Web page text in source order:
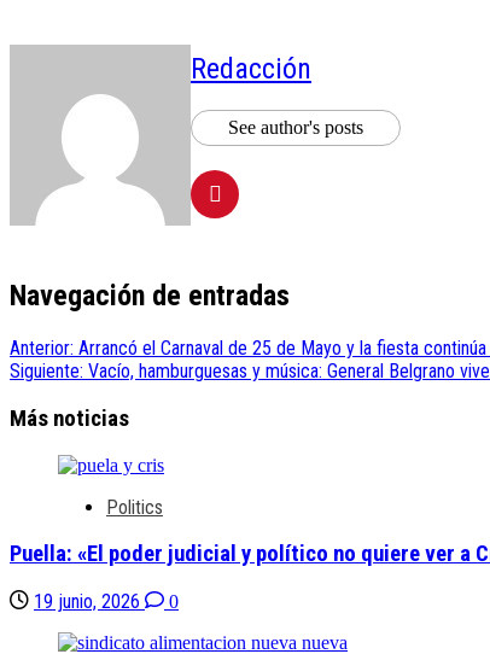
Redacción
See author's posts
Navegación de entradas
Anterior: Arrancó el Carnaval de 25 de Mayo y la fiesta
Siguiente: Vacío, hamburguesas y música: General Belgrano
Más noticias
Politics
Puella: «El poder judicial y político no quiere ver a
19 junio, 2026 0